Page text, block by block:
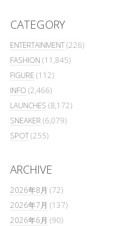
CATEGORY
ENTERTAINMENT(226)
FASHION (11,845)
FIGURE (112)
INFO (2,466)
LAUNCHES (8,172)
SNEAKER (6,079)
SPOT(255)
ARCHIVE
2026年8月 (72)
2026年7月 (137)
2026年6月 (90)